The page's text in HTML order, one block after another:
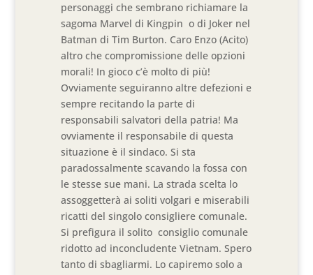
personaggi che sembrano richiamare la
sagoma Marvel di Kingpin o di Joker nel
Batman di Tim Burton. Caro Enzo (Acito)
altro che compromissione delle opzioni
morali! In gioco c’è molto di più!
Ovviamente seguiranno altre defezioni e
sempre recitando la parte di
responsabili salvatori della patria! Ma
ovviamente il responsabile di questa
situazione è il sindaco. Si sta
paradossalmente scavando la fossa con
le stesse sue mani. La strada scelta lo
assoggetterà ai soliti volgari e miserabili
ricatti del singolo consigliere comunale.
Si prefigura il solito consiglio comunale
ridotto ad inconcludente Vietnam. Spero
tanto di sbagliarmi. Lo capiremo solo a